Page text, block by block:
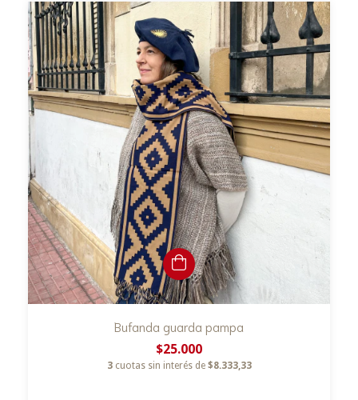
Bufanda guarda pampa
$25.000
3 cuotas sin interés de $8.333,33